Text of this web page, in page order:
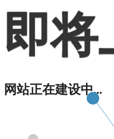
即将
网站正在建设中...